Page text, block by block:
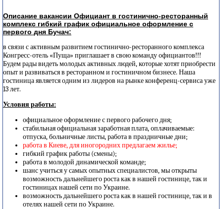
Описание вакансии Официант в гостинично-ресторанный
комплекс гибкий график официальное оформление с
первого дня Бучач:
в связи с активным развитием гостинично-ресторанного комплекса
Конгресс-отель «Пуща» приглашает в свою команду официантов!!!
Будем рады видеть молодых активных людей, которые хотят приобрести
опыт и развиваться в ресторанном и гостиничном бизнесе. Наша
гостиница является одним из лидеров на рынке конференц-сервиса уже
13 лет.
Условия работы:
официальное оформление с первого рабочего дня;
стабильная официальная заработная плата, оплачиваемые:
отпуска, больничные листы, работа в праздничные дни;
работа в Киеве, для иногородних предлагаем жилье;
гибкий график работы (смены);
работа в молодой динамической команде;
шанс учиться у самых опытных специалистов, мы открыты
возможность дальнейшего роста как в нашей гостинице, так и
гостиницах нашей сети по Украине.
возможность дальнейшего роста как в нашей гостинице, так и в
отелях нашей сети по Украине.